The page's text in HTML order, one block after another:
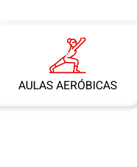
AULAS AERÓBICAS